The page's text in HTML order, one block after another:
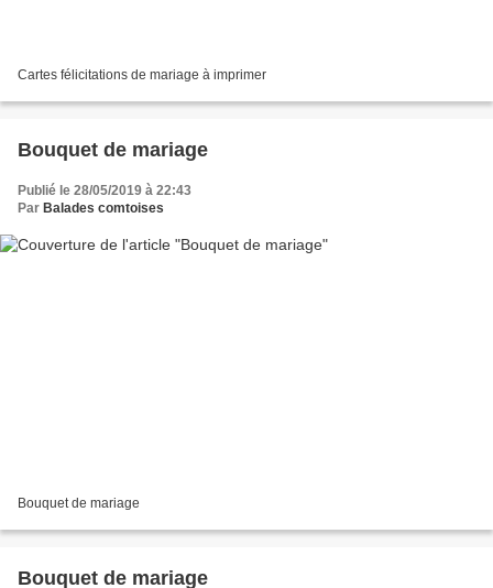
Cartes félicitations de mariage à imprimer
Bouquet de mariage
Publié le 28/05/2019 à 22:43
Par Balades comtoises
Bouquet de mariage
Bouquet de mariage